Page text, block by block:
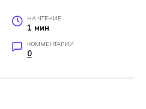
НА ЧТЕНИЕ
1 мин
КОММЕНТАРИИ
0